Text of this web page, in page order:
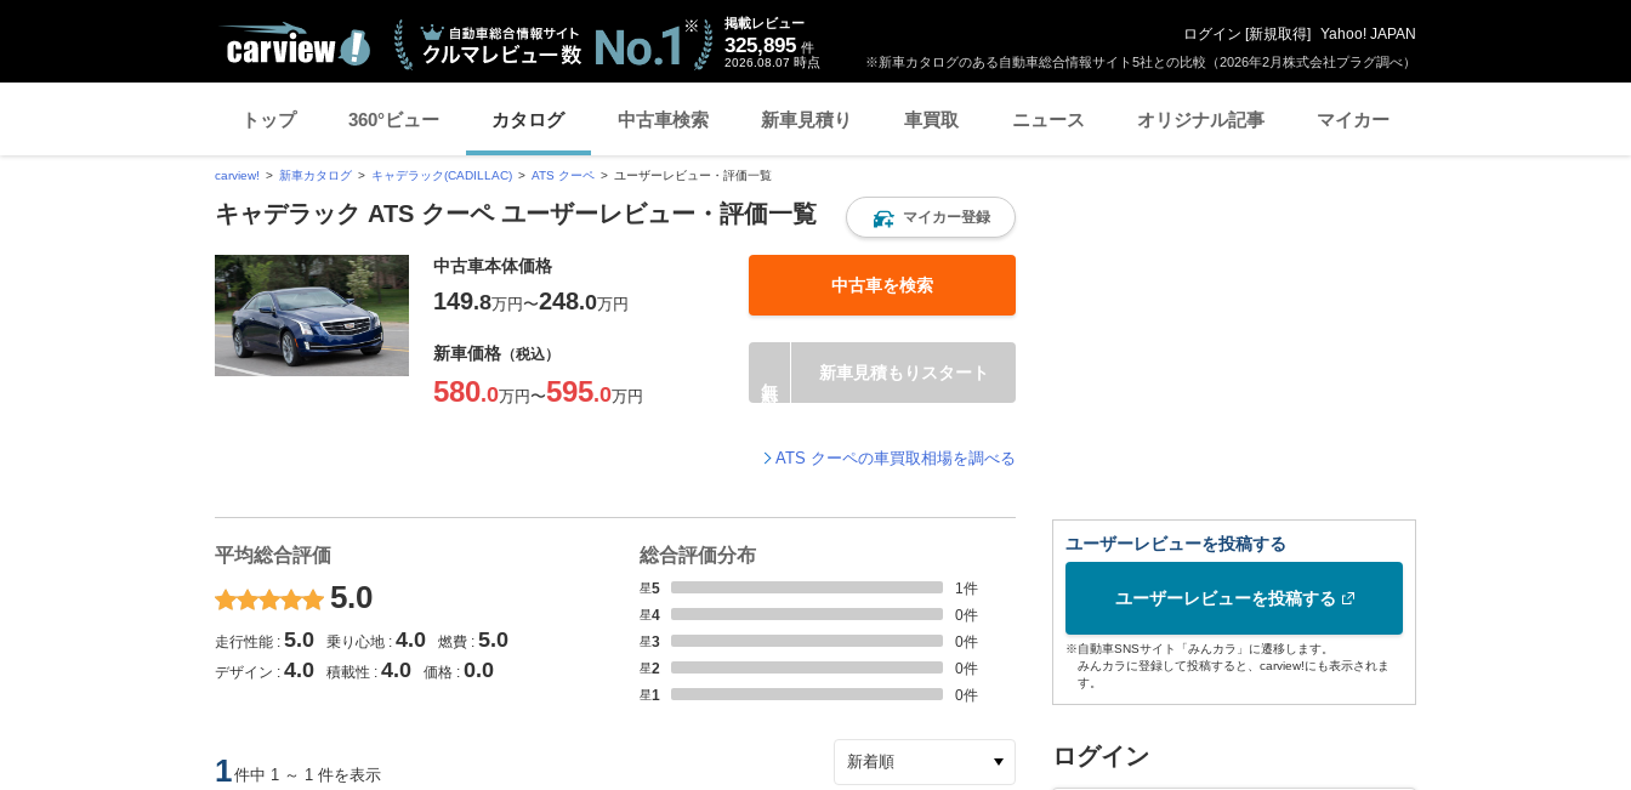
※新車カタログのある自動車総合情報サイト5社との比較（2026年2月株式会社プラグ調べ）
掲載レビュー
325,895 件
2026.08.07 時点
ログイン [新規取得] Yahoo! JAPAN
トップ 360°ビュー カタログ 中古車検索 新車見積り 車買取 ニュース オリジナル記事 マイカー
carview! 新車カタログ キャデラック(CADILLAC) ATS クーペ ユーザーレビュー・評価一覧
キャデラック ATS クーペ ユーザーレビュー・評価一覧 マイカー登録
中古車本体価格
149.8万円〜248.0万円
中古車を検索
新車価格 （税込）
580.0万円〜595.0万円
新車見積もりスタート
ATS クーペの車買取相場を調べる
平均総合評価
5.0
走行性能 5.0 乗り心地 4.0 燃費 5.0
デザイン 4.0 積載性 4.0 価格 0.0
総合評価分布
星5 1件
星4
0件
星3
0件
星2
0件
星1
0件
1件中 1 ～ 1 件を表示
ユーザーレビューを投稿する
ユーザーレビューを投稿する
※自動車SNSサイト「みんカラ」に遷移します。
みんカラに登録して投稿すると、carview!にも表示されま
す。
ログイン